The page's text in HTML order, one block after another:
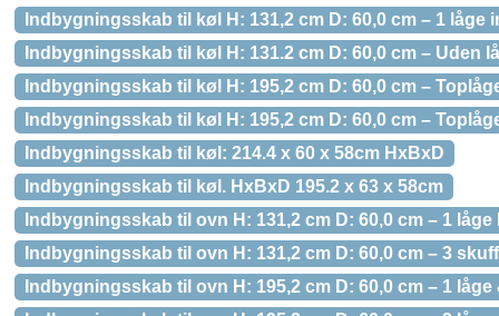
Indbygningsskab til køl H: 131,2 cm D: 60,0 cm – 1 låge
Indbygningsskab til køl H: 131.2 cm D: 60,0 cm – Uden
Indbygningsskab til køl H: 195,2 cm D: 60,0 cm –
Indbygningsskab til køl H: 195,2 cm D: 60,0 cm –
Indbygningsskab til køl: 214.4 x 60 x 58cm HxBxD
Indbygningsskab til køl. HxBxD 195.2 x 63 x 58cm
Indbygningsskab til ovn H: 131,2 cm D: 60,0 cm – 1 låge
Indbygningsskab til ovn H: 131,2 cm D: 60,0 cm – 3
Indbygningsskab til ovn H: 195,2 cm D: 60,0 cm – 1